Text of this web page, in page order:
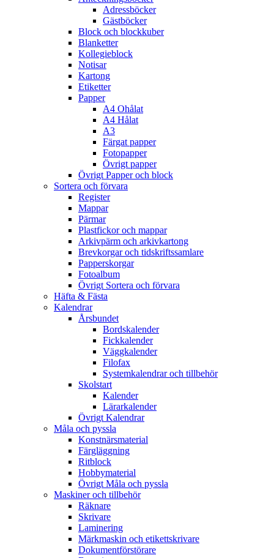
Adressböcker
Gästböcker
Block och blockkuber
Blanketter
Kollegieblock
Notisar
Kartong
Etiketter
Papper
A4 Ohålat
A4 Hålat
A3
Färgat papper
Fotopapper
Övrigt papper
Övrigt Papper och block
Sortera och förvara
Register
Mappar
Pärmar
Plastfickor och mappar
Arkivpärm och arkivkartong
Brevkorgar och tidskriftssamlare
Papperskorgar
Fotoalbum
Övrigt Sortera och förvara
Häfta & Fästa
Kalendrar
Årsbundet
Bordskalender
Fickkalender
Väggkalender
Filofax
Systemkalendrar och tillbehör
Skolstart
Kalender
Lärarkalender
Övrigt Kalendrar
Måla och pyssla
Konstnärsmaterial
Färgläggning
Ritblock
Hobbymaterial
Övrigt Måla och pyssla
Maskiner och tillbehör
Räknare
Skrivare
Laminering
Märkmaskin och etikettskrivare
Dokumentförstörare